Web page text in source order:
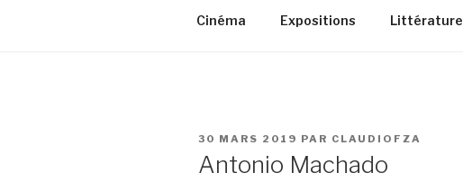
Cinéma Expositions Littérature
PUBLIÉ
30 MARS 2019 PAR CLAUDIOFZA
Antonio Machado